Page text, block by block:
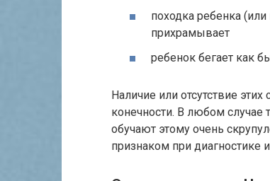
походка ребенка
прихрамывает
ребенок бегает как
Наличие или отсутствие
конечности. В любом случае
обучают этому очень
признаком при диагностике